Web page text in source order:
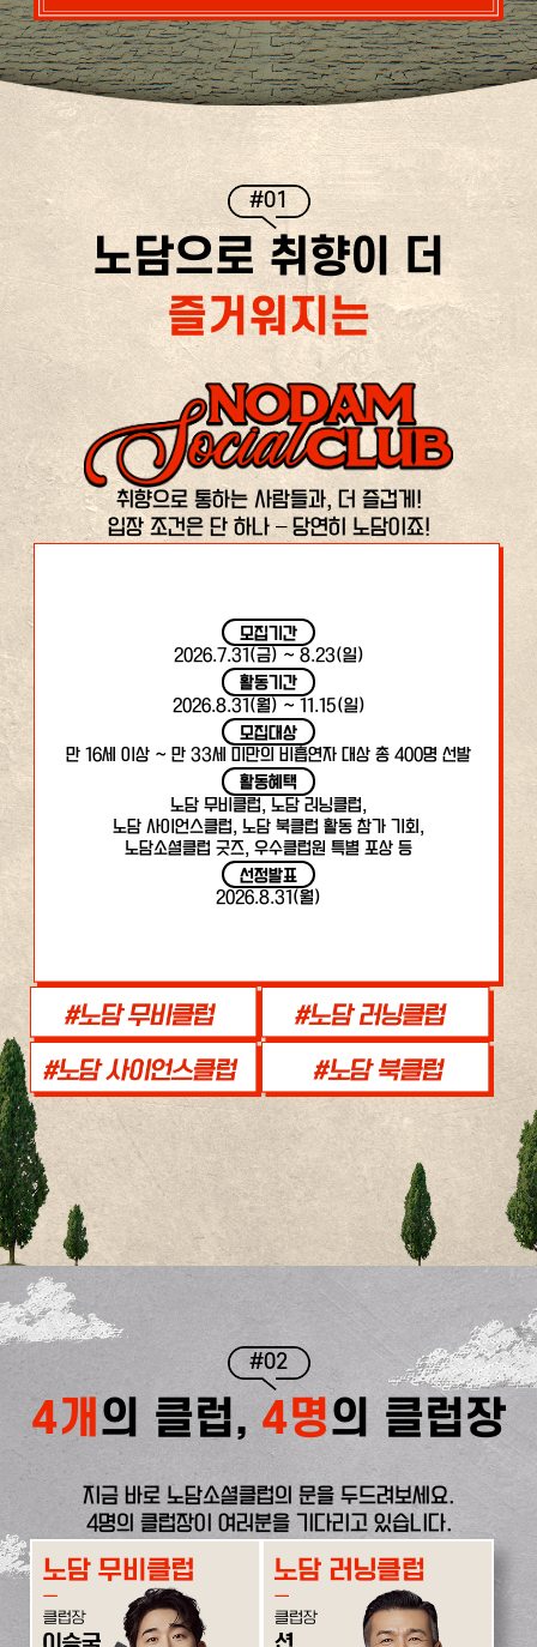
#01
노담으로 취향이 더
즐거워지는
취향으로 통하는 사람들과, 더 즐겁게!
입장 조건은 단 하나 – 당연히 노담이죠!
모집기간
2026.7.31(금) ~ 8.23(일)
활동기간
2026.8.31(월) ~ 11.15(일)
모집대상
만 16세 이상 ~ 만 33세 미만의 비흡연자 대상 총 400명 선발
활동혜택
노담 무비클럽, 노담 러닝클럽,
노담 사이언스클럽, 노담 북클럽 활동 참가 기회,
노담소셜클럽 굿즈, 우수클럽원 특별 포상 등
선정발표
2026.8.31(월)
#02
4개 의 클럽, 4명의 클럽장
지금 바로 노담소셜클럽의 문을 두드려보세요.
4명의 클럽장이 여러분을 기다리고 있습니다.